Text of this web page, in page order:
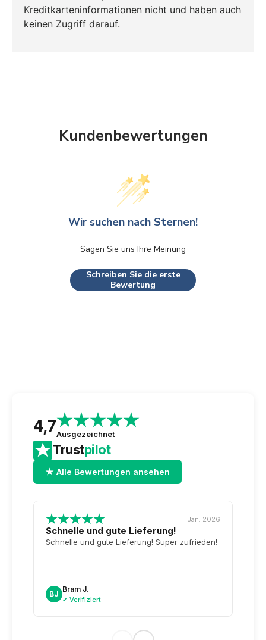
Kreditkarteninformationen nicht und haben auch
keinen Zugriff darauf.
Kundenbewertungen
Wir suchen nach Sternen!
Sagen Sie uns Ihre Meinung
Schreiben Sie die erste
Bewertung
4,7Ausgezeichnet
Trustpilot
★ Alle Bewertungen ansehen
Jan. 2026
Schnelle und gute Lieferung!
Schnelle und gute Lieferung! Super zufrieden!
BJ
Bram J.
✔ Verifiziert